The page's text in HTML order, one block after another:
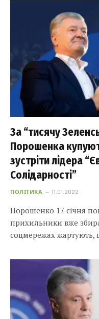
За “тисячу
Порошенка
зустріти лідера
Солідарності”
ПОЛІТИКА 11.01.2022
Порошенко 17 січня
прихильники вже
соцмережах жартують,